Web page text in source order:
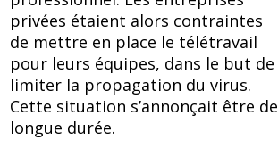
privées étaient alors contraintes
de mettre en place le télétravail
pour leurs équipes, dans le but de
limiter la propagation du virus.
Cette situation s’annonçait être de
longue durée.